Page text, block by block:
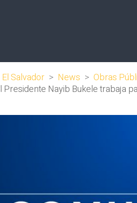
Salvador > News > Obras
Presidente Nayib Bukele trabaja